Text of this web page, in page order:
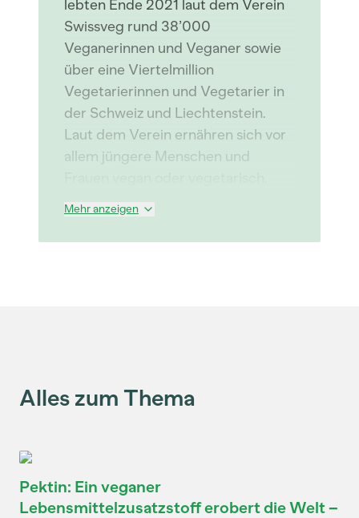
lebten Ende 2021 laut dem Verein
Swissveg rund 38’000
Veganerinnen und Veganer sowie
über eine Viertelmillion
Vegetarierinnen und Vegetarier in
der Schweiz und Liechtenstein.
Laut dem Verein ernähren sich vor
allem jüngere Menschen und
Mehr anzeigen
Alles zum Thema
Pektin: Ein veganer
Lebensmittelzusatzstoff erobert die Welt –